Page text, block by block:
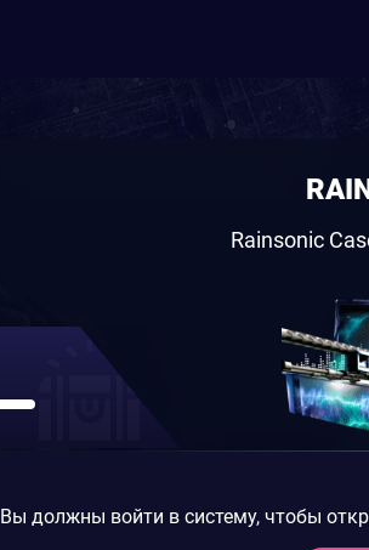
Rainsonic
Вы должны войти в систему, чтобы